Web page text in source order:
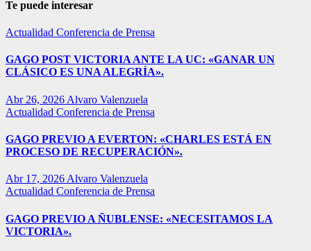
Te puede interesar
Actualidad Conferencia de Prensa
GAGO POST VICTORIA ANTE LA UC: «GANAR UN
CLÁSICO ES UNA ALEGRÍA».
Abr 26, 2026 Alvaro Valenzuela
Actualidad Conferencia de Prensa
GAGO PREVIO A EVERTON: «CHARLES ESTÁ EN
PROCESO DE RECUPERACIÓN».
Abr 17, 2026 Alvaro Valenzuela
Actualidad Conferencia de Prensa
GAGO PREVIO A ÑUBLENSE: «NECESITAMOS LA
VICTORIA».